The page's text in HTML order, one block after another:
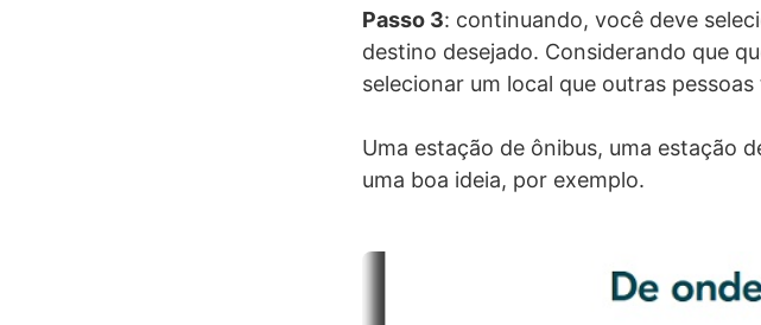
Passo 3: continuando, você deve
destino desejado. Considerando que
selecionar um local que outras
Uma estação de ônibus, uma estação
uma boa ideia, por exemplo.